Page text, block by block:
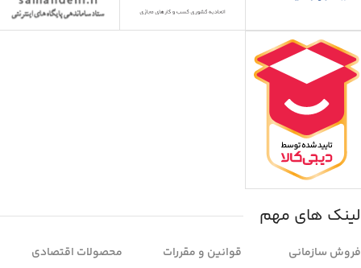
لینک های مهم
فروش سازمانی
قوانین و مقررات
محصولات اقتصادی